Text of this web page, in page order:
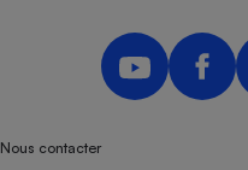
Nous contacter